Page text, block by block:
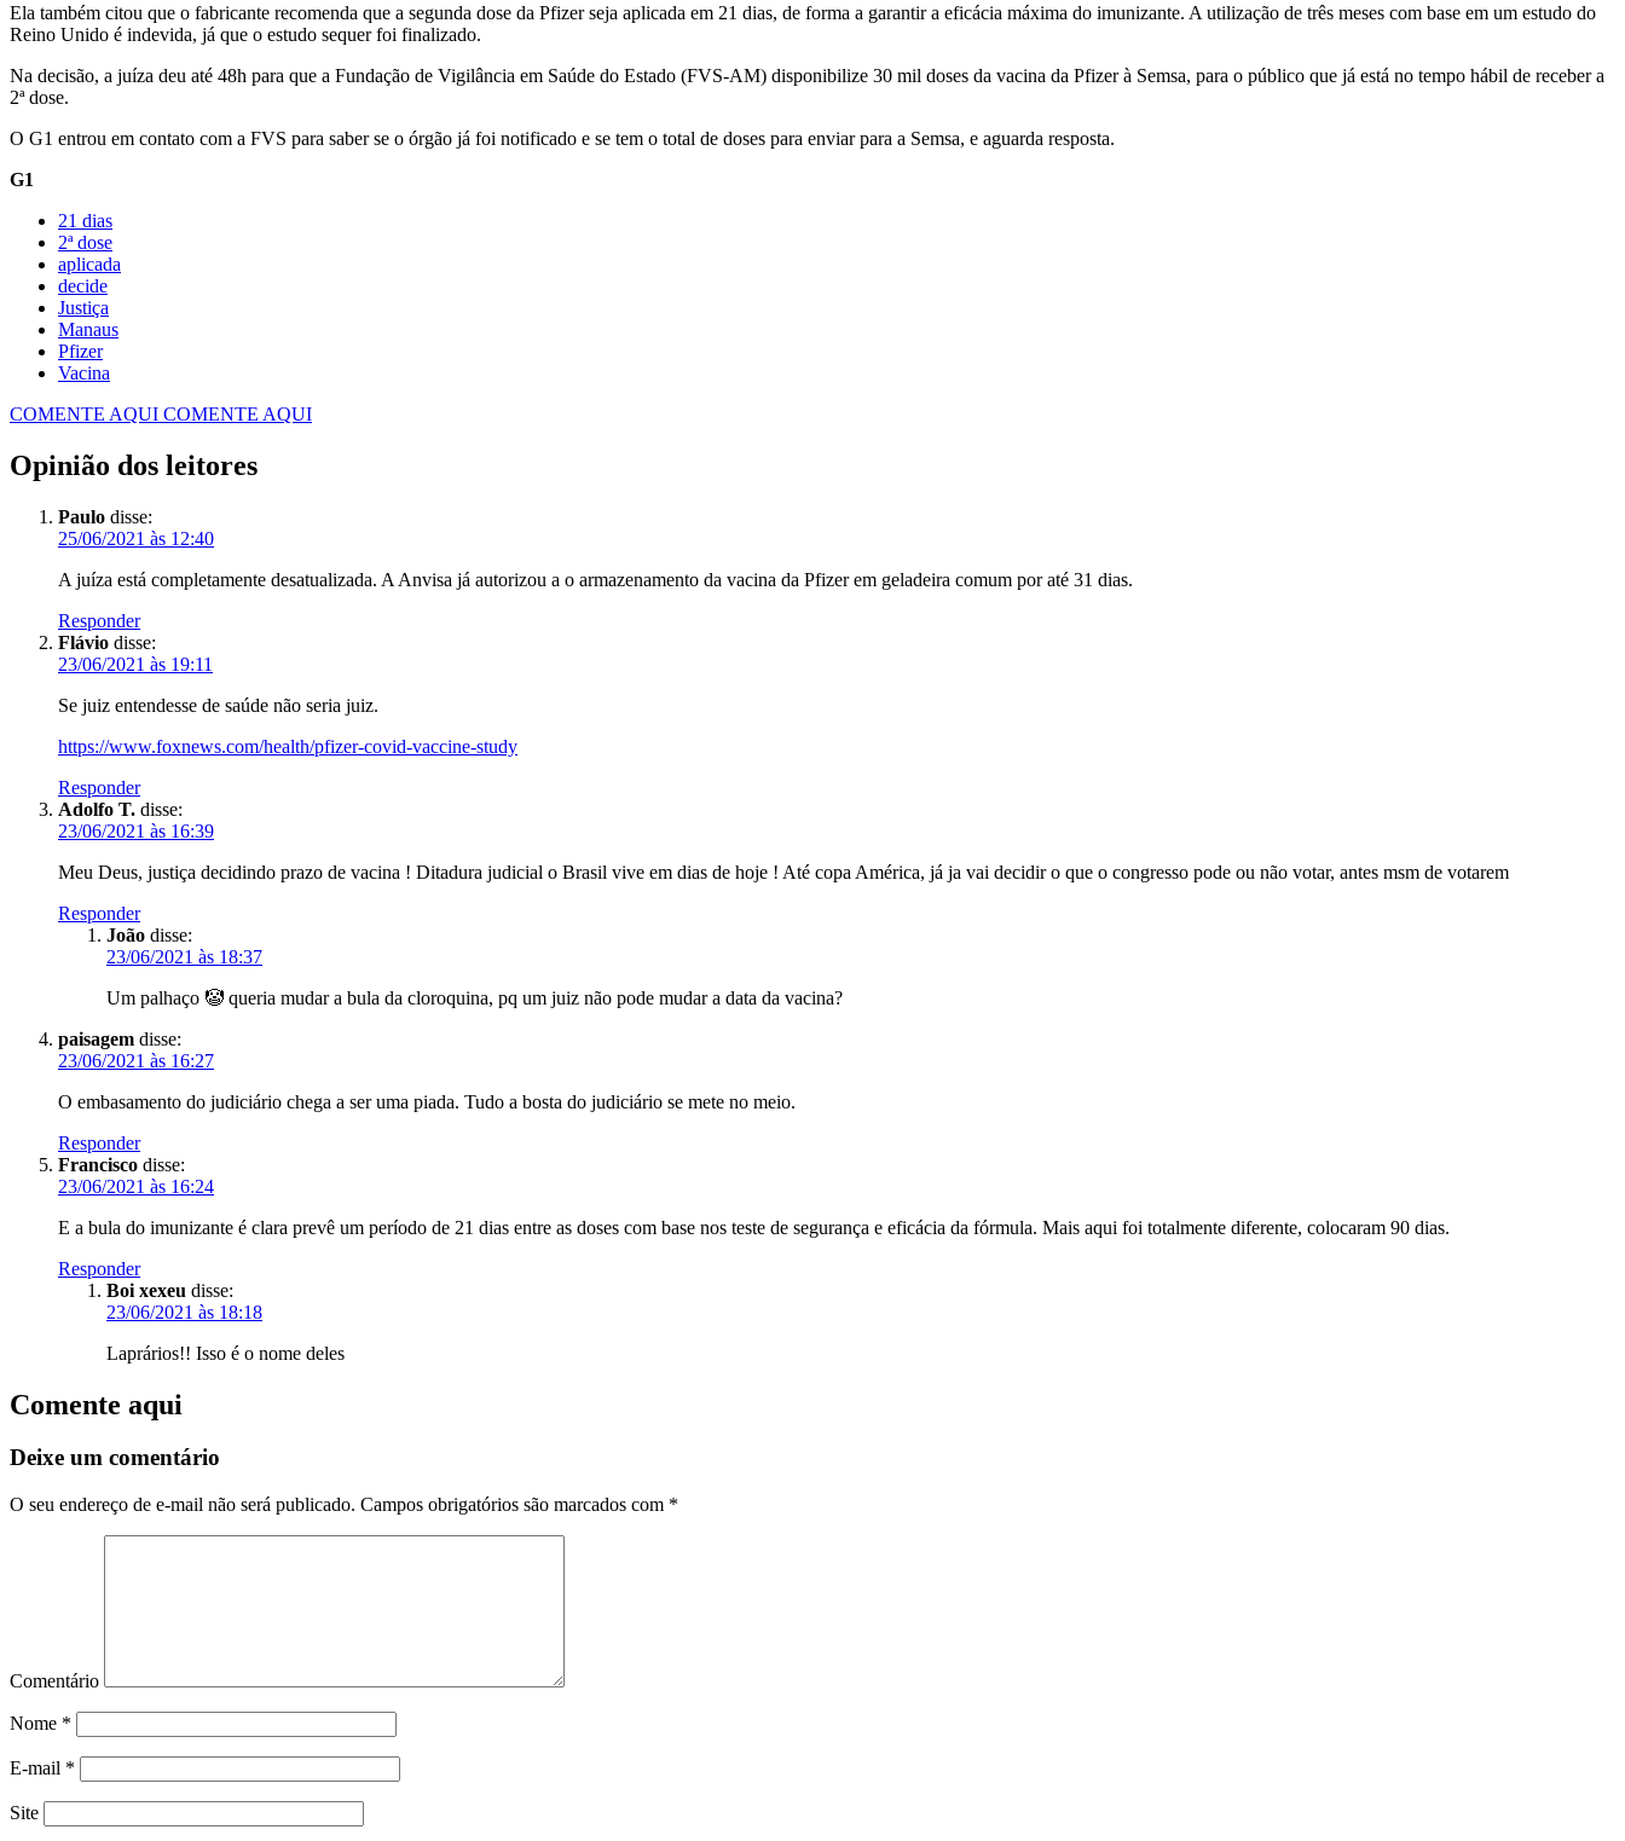
Ela também citou que o fabricante recomenda que a segunda dose da Pfizer seja aplicada em 21 dias, de forma a garantir a eficácia máxima do imunizante. A utilização de três meses com base em um estudo do
Reino Unido é indevida, já que o estudo sequer foi finalizado.
Na decisão, a juíza deu até 48h para que a Fundação de Vigilância em Saúde do Estado (FVS-AM) disponibilize 30 mil doses da vacina da Pfizer à Semsa, para o público que já está no tempo hábil de receber a
2ª dose.
O G1 entrou em contato com a FVS para saber se o órgão já foi notificado e se tem o total de doses para enviar para a Semsa, e aguarda resposta.
G1
21 dias
2ª dose
aplicada
decide
Justiça
Manaus
Pfizer
Vacina
COMENTE AQUI COMENTE AQUI
Opinião dos leitores
Paulo disse:
25/06/2021 às 12:40
A juíza está completamente desatualizada. A Anvisa já autorizou a o armazenamento da vacina da Pfizer em geladeira comum por até 31 dias.
Responder
Flávio disse:
23/06/2021 às 19:11
Se juiz entendesse de saúde não seria juiz.
https://www.foxnews.com/health/pfizer-covid-vaccine-study
Responder
Adolfo T. disse:
23/06/2021 às 16:39
Meu Deus, justiça decidindo prazo de vacina ! Ditadura judicial o Brasil vive em dias de hoje ! Até copa América, já ja vai decidir o que o congresso pode ou não votar, antes msm de votarem
Responder
João disse:
23/06/2021 às 18:37
Um palhaço 🤡 queria mudar a bula da cloroquina, pq um juiz não pode mudar a data da vacina?
paisagem disse:
23/06/2021 às 16:27
O embasamento do judiciário chega a ser uma piada. Tudo a bosta do judiciário se mete no meio.
Responder
Francisco disse:
23/06/2021 às 16:24
E a bula do imunizante é clara prevê um período de 21 dias entre as doses com base nos teste de segurança e eficácia da fórmula. Mais aqui foi totalmente diferente, colocaram 90 dias.
Responder
Boi xexeu disse:
23/06/2021 às 18:18
Laprários!! Isso é o nome deles
Comente aqui
Deixe um comentário
O seu endereço de e-mail não será publicado. Campos obrigatórios são marcados com *
Comentário
Nome *
E-mail *
Site